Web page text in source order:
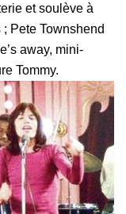
et soulève à
Pete Townshend
away, mini-
Tommy.